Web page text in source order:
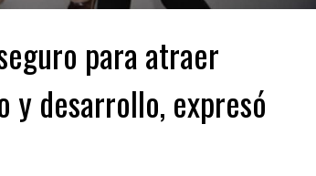
para atraer
y desarrollo, expresó